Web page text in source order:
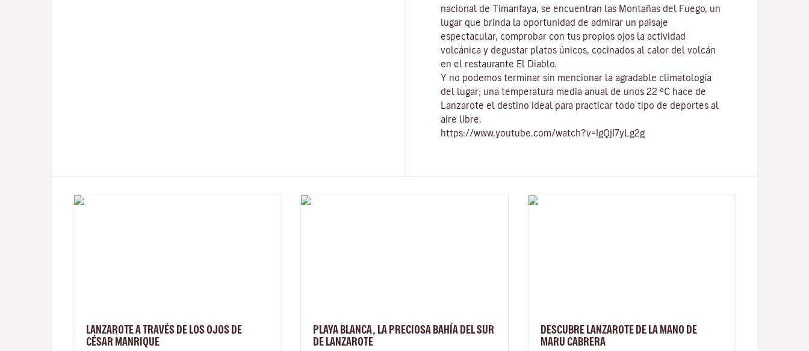
nacional de Timanfaya , se encuentran las Montañas del Fuego , un
lugar que brinda la oportunidad de admirar un paisaje
espectacular, comprobar con tus propios ojos la actividad
volcánica y degustar platos únicos, cocinados al calor del volcán
en el restaurante El Diablo.
Y no podemos terminar sin mencionar la agradable climatología
del lugar; una temperatura media anual de unos 22 ºC hace de
Lanzarote el destino ideal para practicar todo tipo de deportes al
aire libre
https://www.youtube.com/watch?v=IgQjI7yLg2g
LANZAROTE A TRAVÉS DE LOS OJOS DE
CÉSAR MANRIQUE
PLAYA BLANCA, LA PRECIOSA BAHÍA DEL SUR
DE LANZAROTE
DESCUBRE LANZAROTE DE LA MANO DE
MARU CABRERA